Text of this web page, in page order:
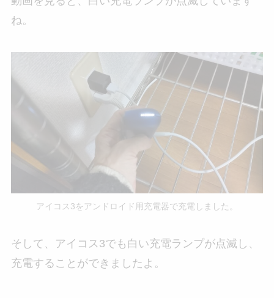
ね。
アイコス3をアンドロイド用充電器で充電しました。
そして、アイコス3でも白い充電ランプが点滅し、
充電することができましたよ。